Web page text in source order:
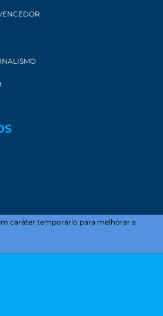
caráter temporário para melhorar a